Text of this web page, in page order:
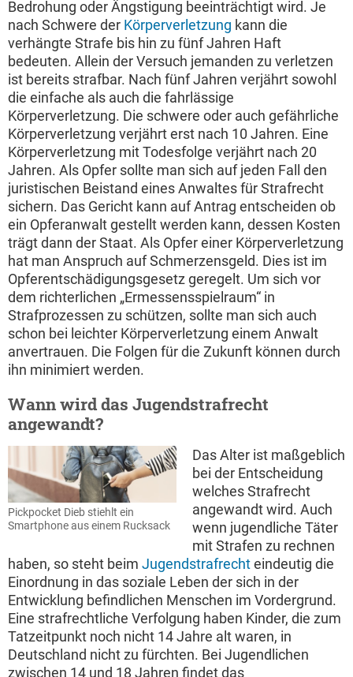
Bedrohung oder Ängstigung beeinträchtigt wird. Je
nach Schwere der Körperverletzung kann die
verhängte Strafe bis hin zu fünf Jahren Haft
bedeuten. Allein der Versuch jemanden zu verletzen
ist bereits strafbar. Nach fünf Jahren verjährt sowohl
die einfache als auch die fahrlässige
Körperverletzung. Die schwere oder auch gefährliche
Körperverletzung verjährt erst nach 10 Jahren. Eine
Körperverletzung mit Todesfolge verjährt nach 20
Jahren. Als Opfer sollte man sich auf jeden Fall den
juristischen Beistand eines Anwaltes für Strafrecht
sichern. Das Gericht kann auf Antrag entscheiden ob
ein Opferanwalt gestellt werden kann, dessen Kosten
trägt dann der Staat. Als Opfer einer Körperverletzung
hat man Anspruch auf Schmerzensgeld. Dies ist im
Opferentschädigungsgesetz geregelt. Um sich vor
dem richterlichen „Ermessensspielraum“ in
Strafprozessen zu schützen, sollte man sich auch
schon bei leichter Körperverletzung einem Anwalt
anvertrauen. Die Folgen für die Zukunft können durch
ihn minimiert werden.
Wann wird das Jugendstrafrecht
angewandt?
Pickpocket Dieb stiehlt ein
Smartphone aus einem Rucksack
Das Alter ist maßgeblich
bei der Entscheidung
welches Strafrecht
angewandt wird. Auch
wenn jugendliche Täter
mit Strafen zu rechnen
haben, so steht beim Jugendstrafrechteindeutig die
Einordnung in das soziale Leben der sich in der
Entwicklung befindlichen Menschen im Vordergrund.
Eine strafrechtliche Verfolgung haben Kinder, die zum
Tatzeitpunkt noch nicht 14 Jahre alt waren, in
Deutschland nicht zu fürchten. Bei Jugendlichen
zwischen 14 und 18 Jahren findet das